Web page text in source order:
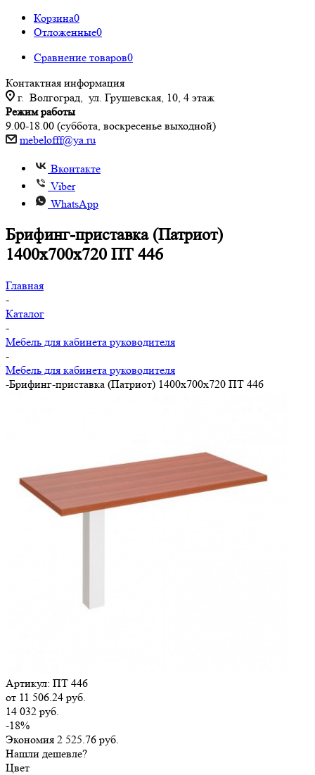
Корзина0
Отложенные0
Сравнение товаров0
Контактная информация
г. Волгоград, ул. Грушевская, 10, 4 этаж
Режим работы
9.00-18.00 (суббота, воскресенье выходной)
mebelofff@ya.ru
Вконтакте
Viber
WhatsApp
Брифинг-приставка (Патриот)
1400x700x720 ПТ 446
Главная
-
Каталог
-
Мебель для кабинета руководителя
-
Мебель для кабинета руководителя
-Брифинг-приставка (Патриот) 1400x700x720 ПТ 446
Артикул: ПТ 446
от 11 506.24 руб.
14 032 руб.
-18%
Экономия 2 525.76 руб.
Нашли дешевле?
Цвет